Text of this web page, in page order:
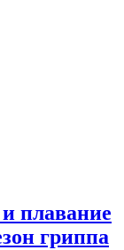
плавание
гриппа